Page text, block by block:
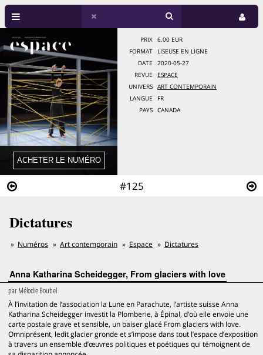
#125
PRIX
6.00 EUR
FORMAT
LISEUSE EN LIGNE
DATE
2020-05-27
REVUE
ESPACE
UNIVERS
ART CONTEMPORAIN
LANGUE
FR
PAYS
CANADA
Dictatures
Numéros Art contemporain Espace Dictatures
Anna Katharina Scheidegger, From glaciers with love
parMélodie Boubel
À l’invitation de l’association la Lune en Parachute, l’artiste suisse Anna
Katharina Scheidegger investit la Plomberie, à Épinal, d’où elle envoie une
carte postale grave et sensible, un baiser glacé From glaciers with love.
Omniprésent, ledit glacier gronde et s’impose dans tout l’espace d’exposition
à travers un ensemble d’œuvres politiques et poétiques qui témoignent de